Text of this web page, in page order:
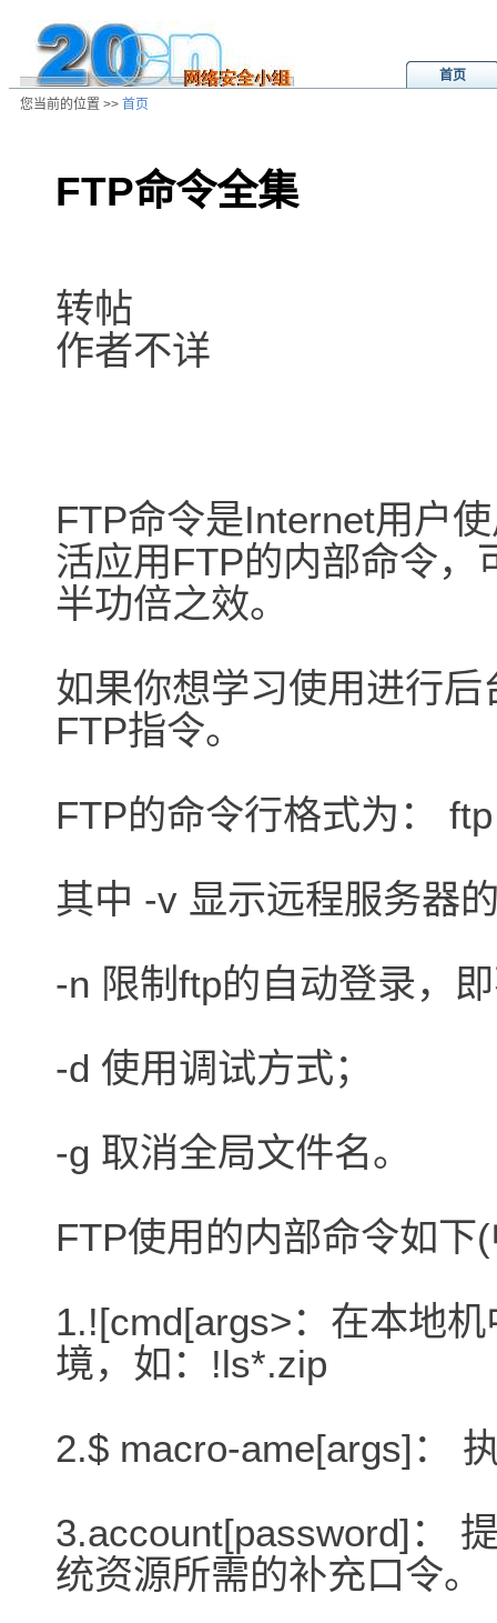
首页
您当前的位置 >> 首页
FTP命令全集
转帖
作者不详
FTP命令是Internet用户
活应用FTP的内部命令，
半功倍之效。
如果你想学习使用进行
FTP指令。
FTP的命令行格式为：
其中 -v 显示远程服务器
-n 限制ftp的自动登录，
-d 使用调试方式；
-g 取消全局文件名。
FTP使用的内部命令如下
1.![cmd[args>：在本地
境，如：!ls*.zip
2.$ macro-ame[args]：
3.account[password]：
统资源所需的补充口令。